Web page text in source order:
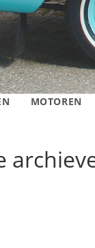
MOTOREN